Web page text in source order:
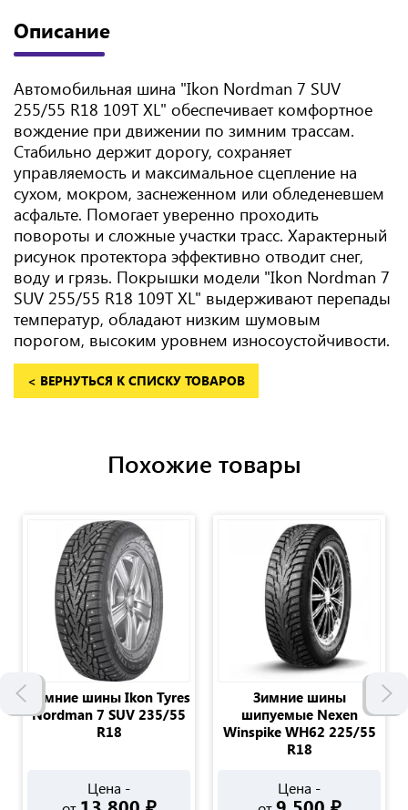
Описание
Автомобильная шина "Ikon Nordman 7 SUV
255/55 R18 109T XL" обеспечивает комфортное
вождение при движении по зимним трассам.
Стабильно держит дорогу, сохраняет
управляемость и максимальное сцепление на
сухом, мокром, заснеженном или обледеневшем
асфальте. Помогает уверенно проходить
повороты и сложные участки трасс. Характерный
рисунок протектора эффективно отводит снег,
воду и грязь. Покрышки модели "Ikon Nordman 7
SUV 255/55 R18 109T XL" выдерживают перепады
температур, обладают низким шумовым
порогом, высоким уровнем износоустойчивости.
< ВЕРНУТЬСЯ К СПИСКУ ТОВАРОВ
Похожие товары
Зимние шины Ikon Tyres
Nordman 7 SUV 235/55
R18
Цена -
Зимние шины
шипуемые Nexen
Winspike WH62 225/55
R18
Цена -